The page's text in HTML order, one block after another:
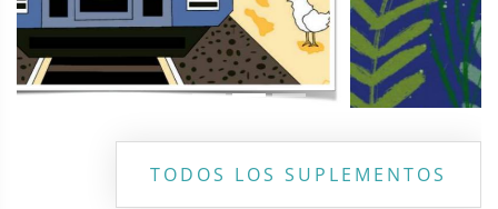
TODOS LOS SUPLEMENTOS